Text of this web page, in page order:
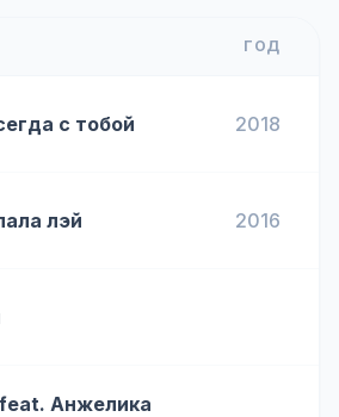
ГОД
с тобой 2018
лэй 2016
Анжелика